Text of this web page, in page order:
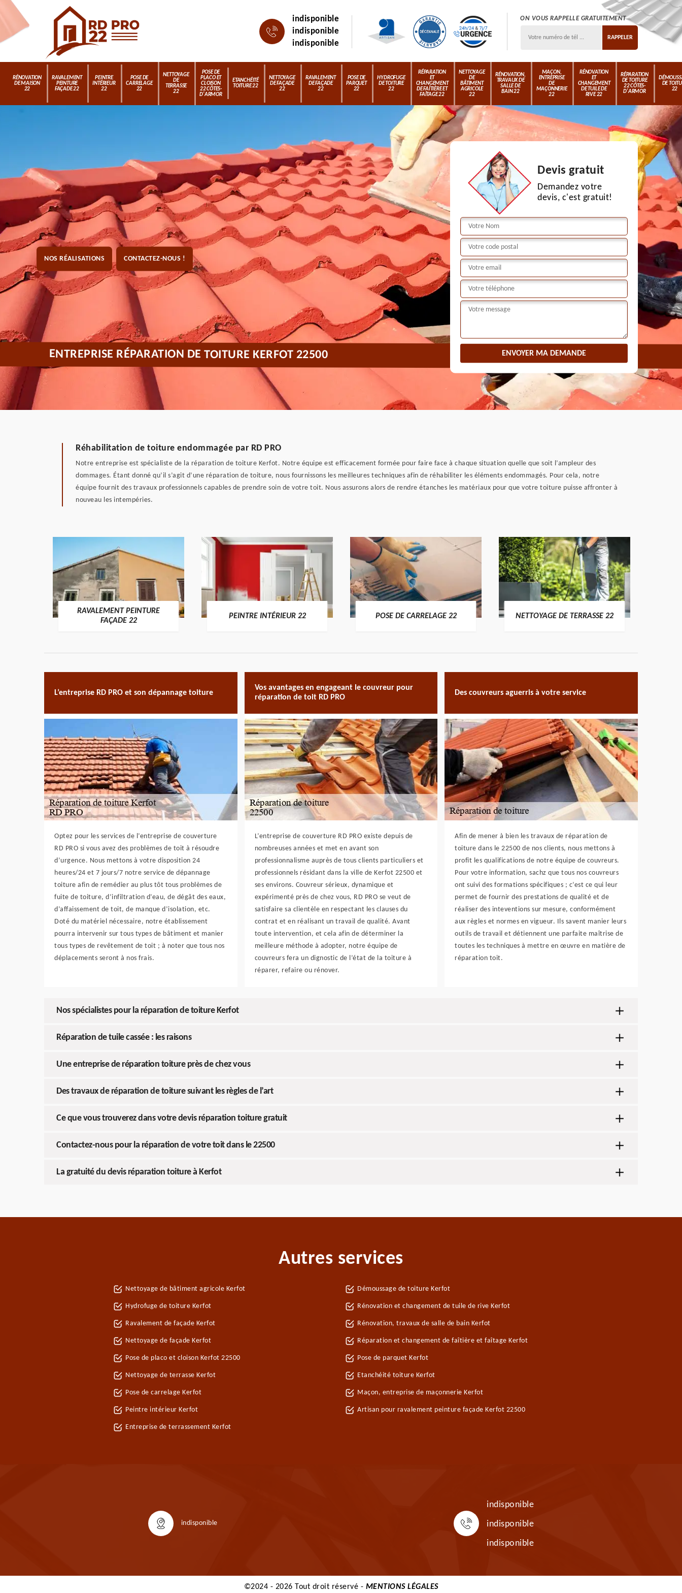
indisponible
indisponible
indisponible
ON VOUS RAPPELLE GRATUITEMENT
RÉNOVATION
DE MAISON
22
RAVALEMENT
PEINTURE
FAÇADE 22
PEINTRE
INTÉRIEUR
22
POSE DE
CARRELAGE
22
NETTOYAGE
DE
TERRASSE
22
POSE DE
PLACO ET
CLOISON
22 CÔTES-
D'ARMOR
ETANCHÉITÉ
TOITURE 22
NETTOYAGE
DE FAÇADE
22
RAVALEMENT
DE FAÇADE
22
POSE DE
PARQUET
22
HYDROFUGE
DE TOITURE
22
RÉPARATION
ET
CHANGEMENT
DE FAÎTIÈRE ET
FAÎTAGE 22
NETTOYAGE
DE
BÂTIMENT
AGRICOLE
22
RÉNOVATION,
TRAVAUX DE
SALLE DE
BAIN 22
MAÇON,
ENTREPRISE
DE
MAÇONNERIE
22
RÉNOVATION
ET
CHANGEMENT
DE TUILE DE
RIVE 22
RÉPARATION
DE TOITURE
22 CÔTES-
D'ARMOR
DE
22
NOS RÉALISATIONS CONTACTEZ-NOUS !
Devis gratuit
Demandez votre
devis, c'est gratuit!
ENTREPRISE RÉPARATION DE TOITURE KERFOT 22500
Réhabilitation de toiture endommagée par RD PRO
Notre entreprise est spécialiste de la réparation de toiture Kerfot. Notre équipe est efficacement formée pour faire face à chaque situation quelle que soit l’ampleur des
dommages. Étant donné qu’il s’agit d’une réparation de toiture, nous fournissons les meilleures techniques afin de réhabiliter les éléments endommagés. Pour cela, notre
équipe fournit des travaux professionnels capables de prendre soin de votre toit. Nous assurons alors de rendre étanches les matériaux pour que votre toiture puisse affronter à
nouveau les intempéries.
RAVALEMENT PEINTURE
FAÇADE 22
PEINTRE INTÉRIEUR 22 POSE DE CARRELAGE 22 NETTOYAGE DE TERRASSE 22
L’entreprise RD PRO et son dépannage toiture
Optez pour les services de l’entreprise de couverture
RD PRO si vous avez des problèmes de toit à résoudre
d’urgence. Nous mettons à votre disposition 24
heures/24 et 7 jours/7 notre service de dépannage
toiture afin de remédier au plus tôt tous problèmes de
fuite de toiture, d’infiltration d’eau, de dégât des eaux,
d’affaissement de toit, de manque d’isolation, etc.
Doté du matériel nécessaire, notre établissement
pourra intervenir sur tous types de bâtiment et manier
tous types de revêtement de toit ; à noter que tous nos
déplacements seront à nos frais.
Vos avantages en engageant le couvreur pour
réparation de toit RD PRO
L’entreprise de couverture RD PRO existe depuis de
nombreuses années et met en avant son
professionnalisme auprès de tous clients particuliers et
professionnels résidant dans la ville de Kerfot 22500 et
ses environs. Couvreur sérieux, dynamique et
expérimenté près de chez vous, RD PRO se veut de
satisfaire sa clientèle en respectant les clauses du
contrat et en réalisant un travail de qualité. Avant
toute intervention, et cela afin de déterminer la
meilleure méthode à adopter, notre équipe de
couvreurs fera un dignostic de l’état de la toiture à
réparer, refaire ou rénover.
Des couvreurs aguerris à votre service
Afin de mener à bien les travaux de réparation de
toiture dans le 22500 de nos clients, nous mettons à
profit les qualifications de notre équipe de couvreurs.
Pour votre information, sachz que tous nos couvreurs
ont suivi des formations spécifiques ; c’est ce qui leur
permet de fournir des prestations de qualité et de
réaliser des inteventions sur mesure, conformément
aux règles et normes en vigueur. Ils savent manier leurs
outils de travail et détiennent une parfaite maîtrise de
toutes les techniques à mettre en œuvre en matière de
réparation toit.
Nos spécialistes pour la réparation de toiture Kerfot
Réparation de tuile cassée : les raisons
Une entreprise de réparation toiture près de chez vous
Des travaux de réparation de toiture suivant les règles de l’art
Ce que vous trouverez dans votre devis réparation toiture gratuit
Contactez-nous pour la réparation de votre toit dans le 22500
La gratuité du devis réparation toiture à Kerfot
Autres services
Nettoyage de bâtiment agricole Kerfot
Hydrofuge de toiture Kerfot
Ravalement de façade Kerfot
Nettoyage de façade Kerfot
Pose de placo et cloison Kerfot 22500
Nettoyage de terrasse Kerfot
Pose de carrelage Kerfot
Peintre intérieur Kerfot
Entreprise de terrassement Kerfot
Démoussage de toiture Kerfot
Rénovation et changement de tuile de rive Kerfot
Rénovation, travaux de salle de bain Kerfot
Réparation et changement de faîtière et faîtage Kerfot
Pose de parquet Kerfot
Etanchéité toiture Kerfot
Maçon, entreprise de maçonnerie Kerfot
Artisan pour ravalement peinture façade Kerfot 22500
indisponible
indisponible
indisponible
indisponible
©2024 - 2026 Tout droit réservé - MENTIONS LÉGALES